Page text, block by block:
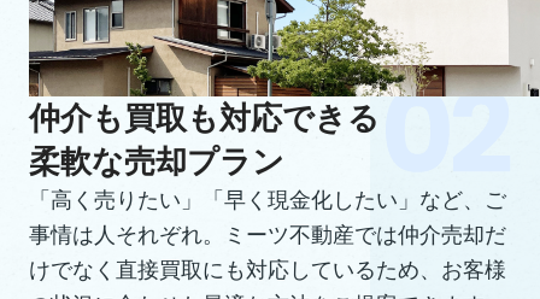
仲介も買取も対応できる
柔軟な売却プラン
「高く売りたい」「早く現金化したい」など、ご
事情は人それぞれ。ミーツ不動産では仲介売却だ
けでなく直接買取にも対応しているため、お客様